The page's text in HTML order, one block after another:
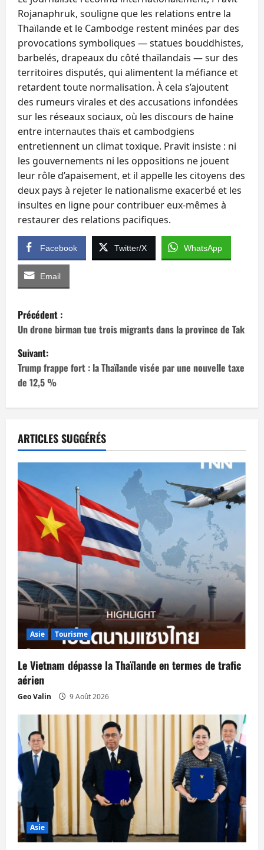
Rojanaphruk, souligne que les relations entre la
Thaïlande et le Cambodge restent minées par des
provocations symboliques — statues bouddhistes,
barbelés, drapeaux du côté thaïlandais — sur des
territoires disputés, qui alimentent la méfiance et
retardent toute normalisation. À cela s’ajoutent
des rumeurs virales et des accusations infondées
sur les réseaux sociaux, où les discours de haine
entre internautes thaïs et cambodgiens
entretiennent un climat toxique. Pravit insiste : ni
les gouvernements ni les oppositions ne jouent
leur rôle d’apaisement, et il appelle les citoyens des
deux pays à rejeter le nationalisme exacerbé et les
insultes en ligne pour contribuer eux-mêmes à
restaurer des relations pacifiques.
Facebook Twitter/X WhatsApp
Email
N
a
v
i
g
a
t
i
o
d
’
a
t
i
c
l
e
Précédent :
Un drone birman tue trois migrants dans la province de Tak
Suivant:
Trump frappe fort : la Thaïlande visée par une nouvelle taxe
de 12,5 %
ARTICLES SUGGÉRÉS
Asie Tourisme
Le Vietnam dépasse la Thaïlande en termes de trafic
aérien
Geo Valin 9 Août 2026
Asie